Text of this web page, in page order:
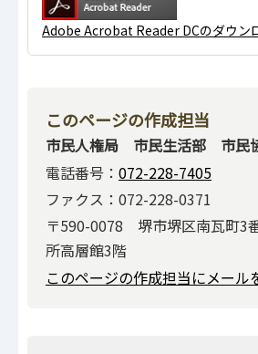
Adobe Acrobat Reader DCのダウン
このページの作成担当
市民人権局 市民生活部 市民
電話番号： 072-228-7405
ファクス：072-228-0371
〒590-0078 堺市堺区南瓦町3
所高層館3階
このページの作成担当にメール